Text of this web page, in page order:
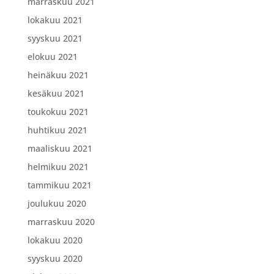
lokakuu 2021
syyskuu 2021
elokuu 2021
heinäkuu 2021
kesäkuu 2021
toukokuu 2021
huhtikuu 2021
maaliskuu 2021
helmikuu 2021
tammikuu 2021
joulukuu 2020
marraskuu 2020
lokakuu 2020
syyskuu 2020